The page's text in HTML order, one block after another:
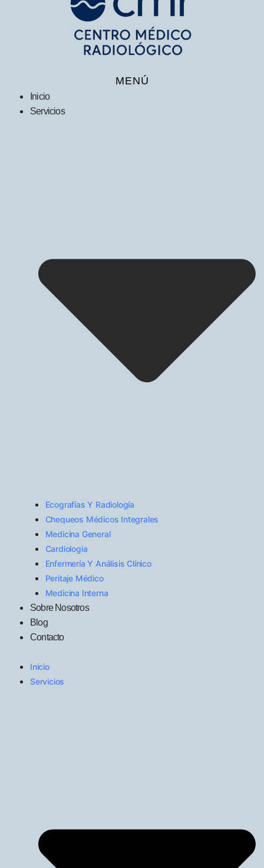
MENÚ
Inicio
Servicios
Ecografías Y Radiología
Chequeos Médicos Integrales
Medicina General
Cardiologia
Enfermería Y Análisis Clínico
Peritaje Médico
Medicina Interna
Sobre Nosotros
Blog
Contacto
Inicio
Servicios